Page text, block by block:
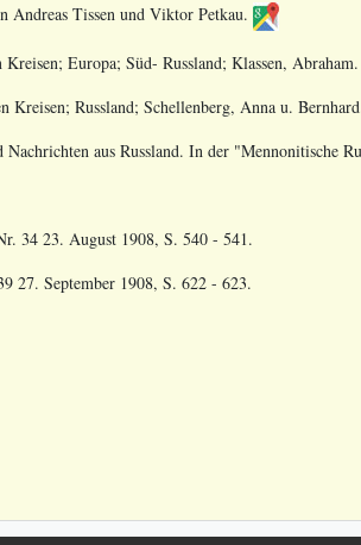
Andreas Tissen und Viktor Petkau.
Europa; Süd- Russland; Klassen, Abraham
Kreisen; Russland; Schellenberg, Anna u. Bernhard
aus Russland. In der "Mennonitische
34 23. August 1908, S. 540 - 541.
27. September 1908, S. 622 - 623.